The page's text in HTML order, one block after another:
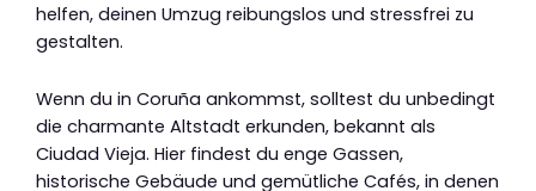
helfen, deinen Umzug reibungslos und stressfrei zu
gestalten.
Wenn du in Coruña ankommst, solltest du unbedingt
die charmante Altstadt erkunden, bekannt als
Ciudad Vieja. Hier findest du enge Gassen,
historische Gebäude und gemütliche Cafés, in denen